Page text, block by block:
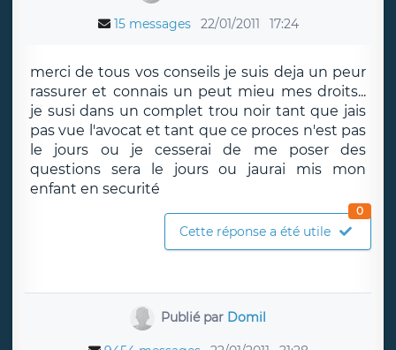
15 messages 22/01/2011 17:24
merci de tous vos conseils je suis deja un peur
rassurer et connais un peut mieu mes droits...
je susi dans un complet trou noir tant que jais
pas vue l'avocat et tant que ce proces n'est pas
le jours ou je cesserai de me poser des
questions sera le jours ou jaurai mis mon
enfant en securité
Cette réponse a été utile
0
Publié par Domil